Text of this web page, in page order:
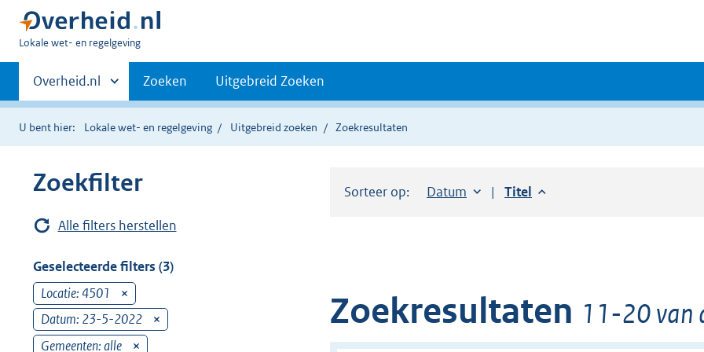
U
hier:
Lokale wet- en regelgeving
Primaire
navigatie
Andere
sites
binnen
Overheid.nl Zoeken Uitgebreid Zoeken
U bent hier: Lokale wet- en regelgeving Uitgebreid zoeken Zoekresultaten
Zoekfilter
Alle filters herstellen
Geselecteerde filters (3)
Locatie: 4501
e
r
Datum: 23-5-2022
e
Gemeenten: alle
Sorteer op: Sorteer op:
Datum aflopendSorteer op:
Titel aflopend
Zoekresultaten 11-20 van